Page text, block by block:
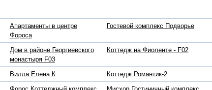
Апартаменты в центре
Фороса
Гостевой комплекс Подворье
Дом в районе Георгиевского
монастыря F03
Коттедж на Фиоленте - F02
Вилла Елена К
Коттедж Романтик-2